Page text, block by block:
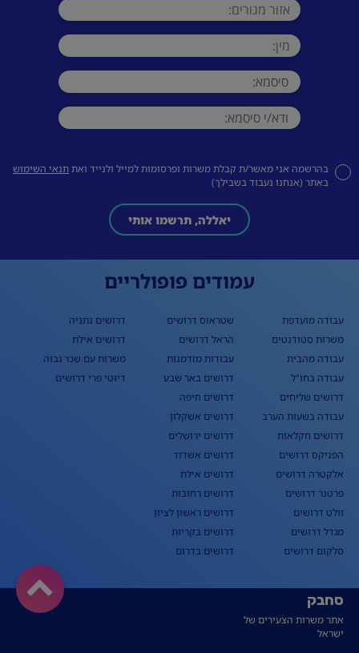
בהרשמה אני מאשר/ת קבלת משרות ופרסומות למייל ולנייד ואתתנאי השימוש
באתר (אנחנו נעבוד בשבילך)
יאללה, תרשמו אותי
עמודים פופולריים
עבודה מועדפת
משרות סטודנטים
עבודה מהבית
עבודה בחו"ל
דרושים שליחים
עבודה בשעות הערב
דרושים חקלאות
הפניקס דרושים
אלקטרה דרושים
פרטנר דרושים
וולט דרושים
מגדל דרושים
סלקום דרושים
שטראוס דרושים
הראל דרושים
עבודות מזדמנות
דרושים באר שבע
דרושים חיפה
דרושים אשקלון
דרושים ירושלים
דרושים אשדוד
דרושים אילת
דרושים רחובות
דרושים ראשון לציון
דרושים בקריות
דרושים בדרום
דרושים נתניה
דרושים אילת
משרות עם שכר גבוה
דיוטי פרי דרושים
סחבק
אתר משרות הצעירים של
ישראל